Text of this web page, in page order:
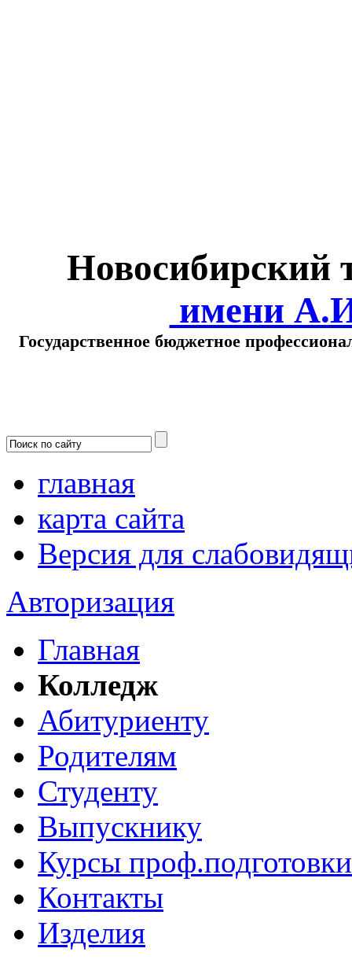
Новосибирский
имени
Государственное бюджетное
главная
карта сайта
Версия для
Авторизация
Главная
Колледж
Абитуриенту
Родителям
Студенту
Выпускнику
Курсы проф.подготовки
Контакты
Изделия